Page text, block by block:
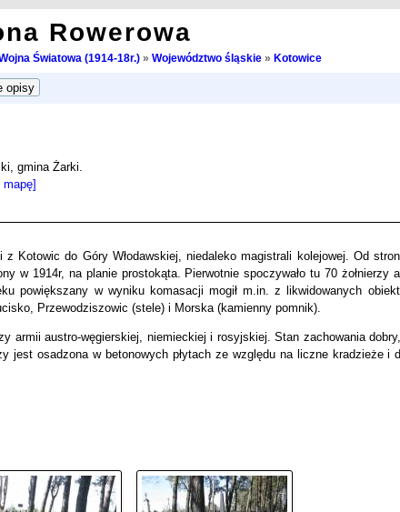
Rowerowa
Wojna Światowa (1914-18r.)» Województwo śląskie» Kotowice
gmina Żarki.
mapę]
Kotowic do Góry Włodawskiej, niedaleko magistrali kolejowej. Od
w 1914r, na planie prostokąta. Pierwotnie spoczywało tu 70 żołnierzy
powiększany w wyniku komasacji mogił m.in. z likwidowanych
Przewodziszowic (stele) i Morska (kamienny pomnik).
armii austro-węgierskiej, niemieckiej i rosyjskiej. Stan zachowania
jest osadzona w betonowych płytach ze względu na liczne kradzieże i